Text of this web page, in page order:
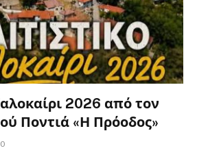
2026 από τον
Ποντιά «Η Πρόοδος»
0